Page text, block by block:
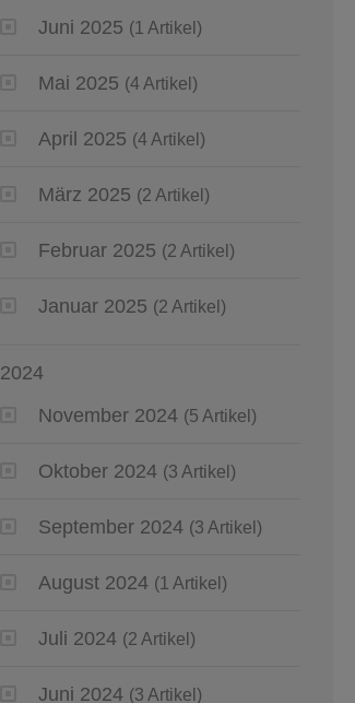
Juni 2025 (1 Artikel)
Mai 2025 (4 Artikel)
April 2025 (4 Artikel)
März 2025 (2 Artikel)
Februar 2025 (2 Artikel)
Januar 2025 (2 Artikel)
2024
November 2024 (5 Artikel)
Oktober 2024 (3 Artikel)
September 2024 (3 Artikel)
August 2024 (1 Artikel)
Juli 2024 (2 Artikel)
Juni 2024 (3 Artikel)